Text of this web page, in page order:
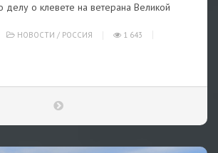
делу о клевете на ветерана Великой
НОВОСТИ / РОССИЯ
1 643